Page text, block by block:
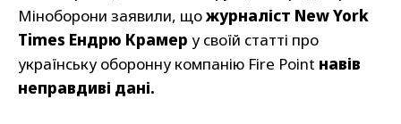
Міноборони заявили, щожурналіст New York
Times Ендрю Крамер у своїй статті про
українську оборонну компанію Fire Point навів
неправдиві дані.